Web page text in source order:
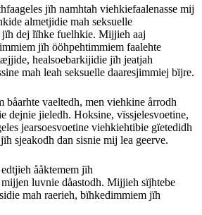
jïh namhtah viehkiefaalenasse mij
almetjidie mah seksuelle
jïh dej lïhke fuelhkie. Mijjieh aaj
jïh ööhpehtimmiem faalehte
healsoebarkijidie jïh jeatjah
mah leah seksuelle daaresjimmiej bïjre.
båarhte vaeltedh, men viehkine årrodh
dejnie jieledh. Hoksine, vïssjelesvoetine,
jearsoesvoetine viehkiehtibie gïetedidh
sjeakodh dan sisnie mij lea geerve.
ååktemem jïh
luvnie dåastodh. Mijjieh sïjhtebe
mah raerieh, bïhkedimmiem jïh